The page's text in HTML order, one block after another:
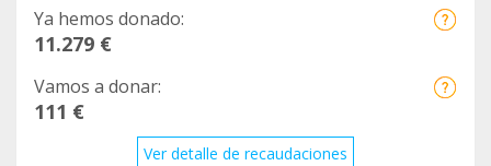
Ya hemos donado:
11.279 €
Vamos a donar:
111 €
Ver detalle de recaudaciones